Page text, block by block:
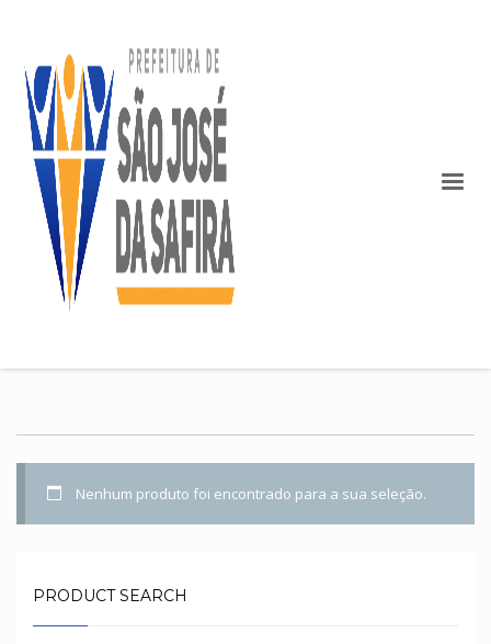
Nenhum produto foi encontrado para a sua seleção.
PRODUCT SEARCH